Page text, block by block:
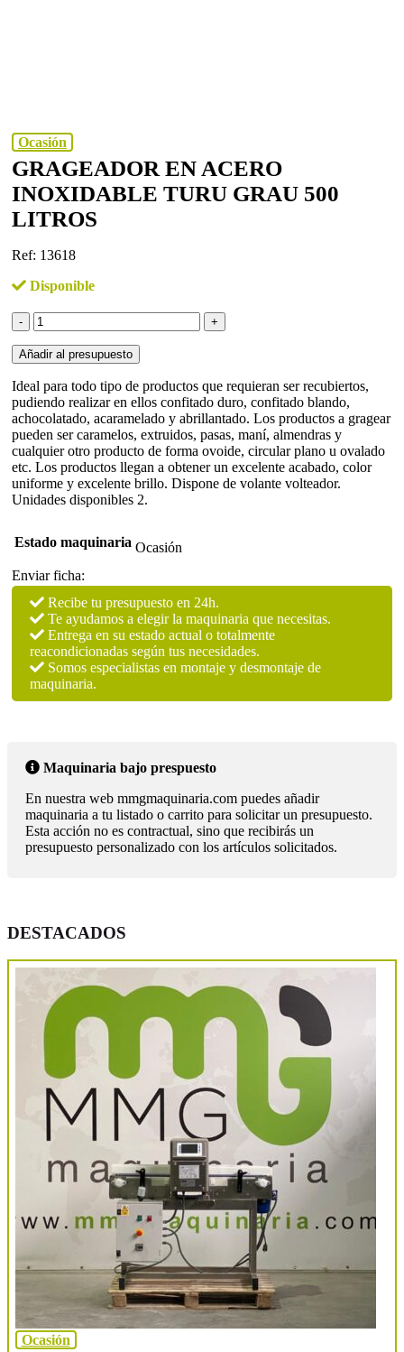
Ocasión
GRAGEADOR EN ACERO
INOXIDABLE TURU GRAU 500
LITROS
Ref: 13618
Disponible
Grageador
en
acero
inoxidable
TURU
GRAU
500
litros
cantidad
Añadir al presupuesto
Ideal para todo tipo de productos que requieran ser recubiertos,
pudiendo realizar en ellos confitado duro, confitado blando,
achocolatado, acaramelado y abrillantado. Los productos a gragear
pueden ser caramelos, extruidos, pasas, maní, almendras y
cualquier otro producto de forma ovoide, circular plano u ovalado
etc. Los productos llegan a obtener un excelente acabado, color
uniforme y excelente brillo. Dispone de volante volteador.
Unidades disponibles 2.
Estado maquinaria Ocasión
Enviar ficha:
Recibe tu presupuesto en 24h.
Te ayudamos a elegir la maquinaria que necesitas.
Entrega en su estado actual o totalmente
reacondicionadas según tus necesidades.
Somos especialistas en montaje y desmontaje de
maquinaria.
Maquinaria bajo prespuesto
En nuestra web mmgmaquinaria.com puedes añadir
maquinaria a tu listado o carrito para solicitar un presupuesto.
Esta acción no es contractual, sino que recibirás un
presupuesto personalizado con los artículos solicitados.
DESTACADOS
Ocasión